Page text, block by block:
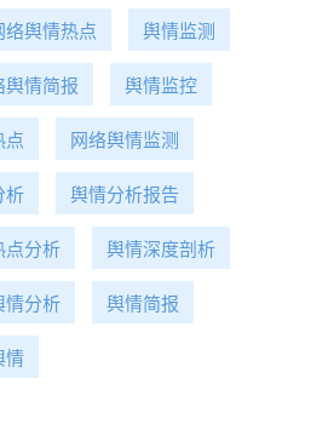
络舆情热点 舆情监测
舆情简报 舆情监控
点 网络舆情监测
析 舆情分析报告
点分析 舆情深度剖析
情分析 舆情简报
情